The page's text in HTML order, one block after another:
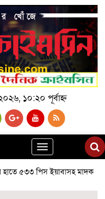
১০:২০ পূর্বাহ্ন
Toggle
navigation
ইয়াবাসহ মাদক ব্যবসায়ী